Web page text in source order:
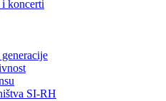
i koncerti
SI-RH